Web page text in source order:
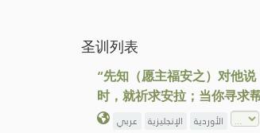
圣训列表
“先知（愿主福安之）对他
时，就祈求安拉；当你寻求
عربي الإنجليزية الأوردية